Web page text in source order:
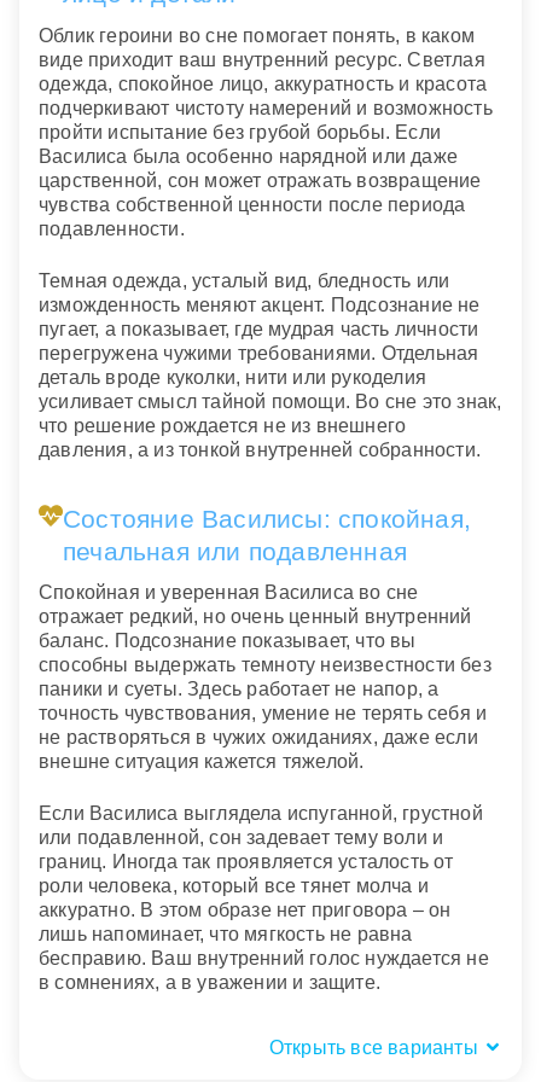
Облик героини во сне помогает понять, в каком
виде приходит ваш внутренний ресурс. Светлая
одежда, спокойное лицо, аккуратность и красота
подчеркивают чистоту намерений и возможность
пройти испытание без грубой борьбы. Если
Василиса была особенно нарядной или даже
царственной, сон может отражать возвращение
чувства собственной ценности после периода
подавленности.
Темная одежда, усталый вид, бледность или
изможденность меняют акцент. Подсознание не
пугает, а показывает, где мудрая часть личности
перегружена чужими требованиями. Отдельная
деталь вроде куколки, нити или рукоделия
усиливает смысл тайной помощи. Во сне это знак,
что решение рождается не из внешнего
давления, а из тонкой внутренней собранности.
Состояние Василисы: спокойная,
печальная или подавленная
Спокойная и уверенная Василиса во сне
отражает редкий, но очень ценный внутренний
баланс. Подсознание показывает, что вы
способны выдержать темноту неизвестности без
паники и суеты. Здесь работает не напор, а
точность чувствования, умение не терять себя и
не растворяться в чужих ожиданиях, даже если
внешне ситуация кажется тяжелой.
Если Василиса выглядела испуганной, грустной
или подавленной, сон задевает тему воли и
границ. Иногда так проявляется усталость от
роли человека, который все тянет молча и
аккуратно. В этом образе нет приговора – он
лишь напоминает, что мягкость не равна
бесправию. Ваш внутренний голос нуждается не
в сомнениях, а в уважении и защите.
Открыть все варианты